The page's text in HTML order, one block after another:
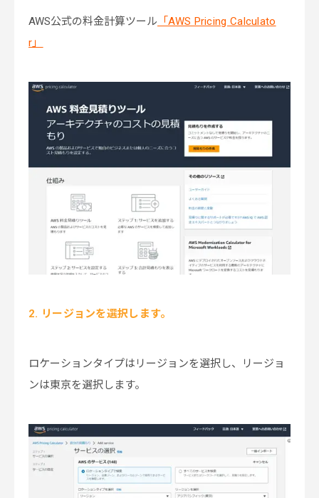
AWS公式の料金計算ツール 「AWS Pricing Calculato
r」
2. リージョンを選択します。
ロケーションタイプはリージョンを選択し、リージョ
ンは東京を選択します。